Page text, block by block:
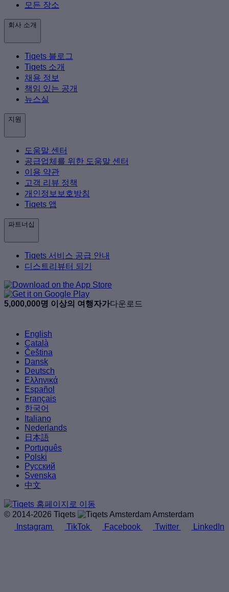
모든 장소
회사 소개
Tiqets 블로그
Tiqets 소개
채용 정보
책임 있는 공개
뉴스실
지원
도움말 센터
공급업체를 위한 도움말 센터
이용 약관
고객 리뷰 정책
개인정보보호방침
Tiqets 앱
파트너십
Tiqets 서비스 공급 안내
디스트리뷰터 되기
5,000,000명 이상의 여행자가다운로드
English
Català
Čeština
Dansk
Deutsch
Ελληνικά
Español
Français
한국어
Italiano
Nederlands
日本語
Português
Polski
Русский
Svenska
中文
© 2014-2026 Tiqets
Amsterdam
Instagram
TikTok Facebook Twitter LinkedIn